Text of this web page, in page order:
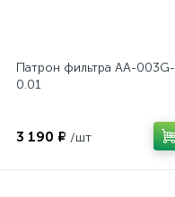
Патрон фильтра AA-003G-
0.01
3 190 ₽ /шт